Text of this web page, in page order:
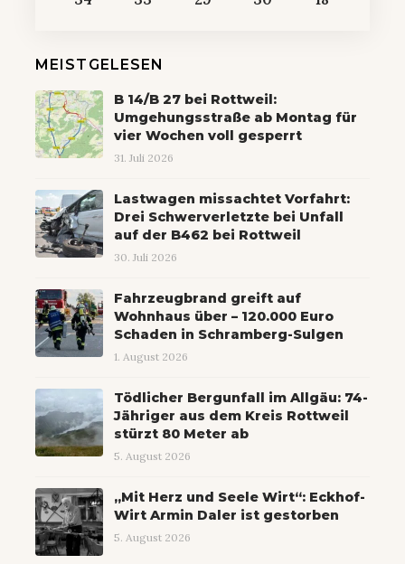
MEISTGELESEN
B 14/B 27 bei Rottweil:
Umgehungsstraße ab Montag für
vier Wochen voll gesperrt
31. Juli 2026
Lastwagen missachtet Vorfahrt:
Drei Schwerverletzte bei Unfall
auf der B462 bei Rottweil
30. Juli 2026
Fahrzeugbrand greift auf
Wohnhaus über – 120.000 Euro
Schaden in Schramberg-Sulgen
1. August 2026
Tödlicher Bergunfall im Allgäu: 74-
Jähriger aus dem Kreis Rottweil
stürzt 80 Meter ab
5. August 2026
„Mit Herz und Seele Wirt“: Eckhof-
Wirt Armin Daler ist gestorben
5. August 2026